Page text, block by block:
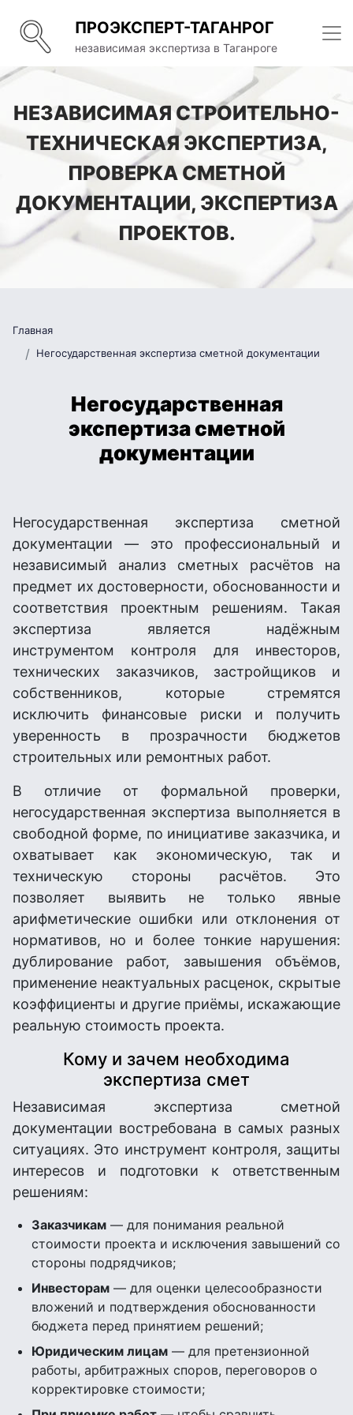
ПРОЭКСПЕРТ-ТАГАНРОГ
независимая экспертиза в Таганроге
НЕЗАВИСИМАЯ СТРОИТЕЛЬНО-
ТЕХНИЧЕСКАЯ ЭКСПЕРТИЗА,
ПРОВЕРКА СМЕТНОЙ
ДОКУМЕНТАЦИИ, ЭКСПЕРТИЗА
ПРОЕКТОВ.
Главная
Негосударственная экспертиза сметной документации
Негосударственная
экспертиза сметной
документации
Негосударственная экспертиза сметной
документации — это профессиональный и
независимый анализ сметных расчётов на
предмет их достоверности, обоснованности и
соответствия проектным решениям. Такая
экспертиза является надёжным
инструментом контроля для инвесторов,
технических заказчиков, застройщиков и
собственников, которые стремятся
исключить финансовые риски и получить
уверенность в прозрачности бюджетов
строительных или ремонтных работ.
В отличие от формальной проверки,
негосударственная экспертиза выполняется в
свободной форме, по инициативе заказчика, и
охватывает как экономическую, так и
техническую стороны расчётов. Это
позволяет выявить не только явные
арифметические ошибки или отклонения от
нормативов, но и более тонкие нарушения:
дублирование работ, завышения объёмов,
применение неактуальных расценок, скрытые
коэффициенты и другие приёмы, искажающие
реальную стоимость проекта.
Кому и зачем необходима
экспертиза смет
Независимая экспертиза сметной
документации востребована в самых разных
ситуациях. Это инструмент контроля, защиты
интересов и подготовки к ответственным
решениям:
Заказчикам — для понимания реальной
стоимости проекта и исключения завышений со
стороны подрядчиков;
Инвесторам — для оценки целесообразности
вложений и подтверждения обоснованности
бюджета перед принятием решений;
Юридическим лицам — для претензионной
работы, арбитражных споров, переговоров о
корректировке стоимости;